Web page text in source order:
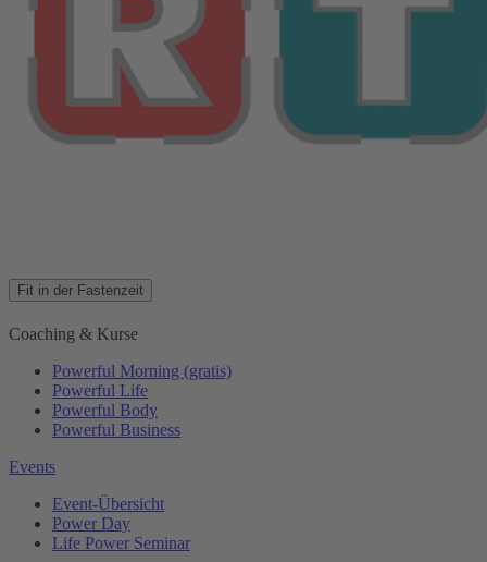
Fit in der Fastenzeit
Coaching & Kurse
Powerful Morning (gratis)
Powerful Life
Powerful Body
Powerful Business
Events
Event-Übersicht
Power Day
Life Power Seminar